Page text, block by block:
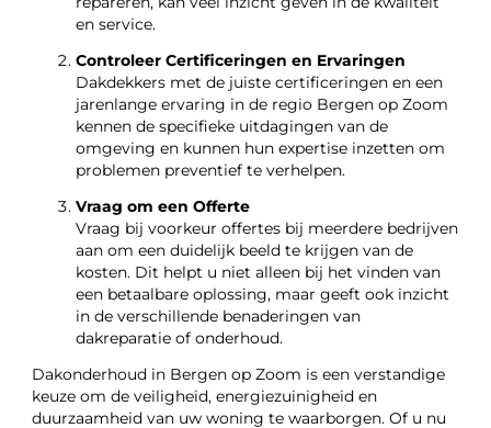
en service.
Controleer Certificeringen en Ervaringen
Dakdekkers met de juiste certificeringen en een
jarenlange ervaring in de regio Bergen op Zoom
kennen de specifieke uitdagingen van de
omgeving en kunnen hun expertise inzetten om
problemen preventief te verhelpen.
Vraag om een Offerte
Vraag bij voorkeur offertes bij meerdere bedrijven
aan om een duidelijk beeld te krijgen van de
kosten. Dit helpt u niet alleen bij het vinden van
een betaalbare oplossing, maar geeft ook inzicht
in de verschillende benaderingen van
dakreparatie of onderhoud.
Dakonderhoud in Bergen op Zoom is een verstandige
keuze om de veiligheid, energiezuinigheid en
duurzaamheid van uw woning te waarborgen. Of u nu